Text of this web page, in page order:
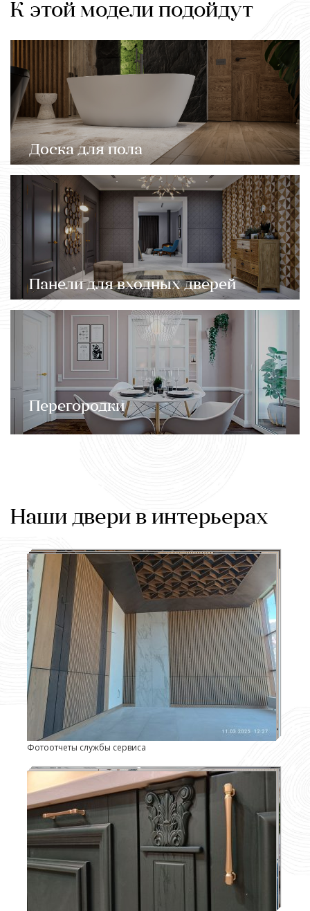
К этой модели подойдут
Доска для пола
Панели для входных дверей
Перегородки
Наши двери в интерьерах
Фотоотчеты службы сервиса